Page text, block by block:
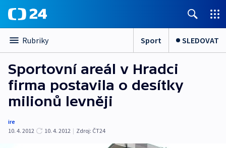
Rubriky Sport SLEDOVAT
Sportovní areál v Hradci
firma postavila o desítky
milionů levněji
ire
10. 4. 2012
10. 4. 2012 | Zdroj: ČT24